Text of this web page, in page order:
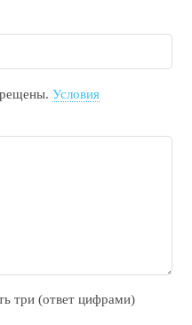
Условия
тpи (ответ цифрами)